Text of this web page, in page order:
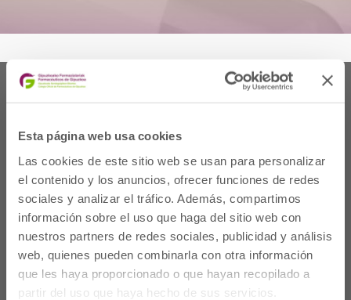
Esta página web usa cookies
Las cookies de este sitio web se usan para personalizar
el contenido y los anuncios, ofrecer funciones de redes
sociales y analizar el tráfico. Además, compartimos
información sobre el uso que haga del sitio web con
nuestros partners de redes sociales, publicidad y análisis
web, quienes pueden combinarla con otra información
que les haya proporcionado o que hayan recopilado a
partir del uso que haya hecho de sus servicios.
Non gaude